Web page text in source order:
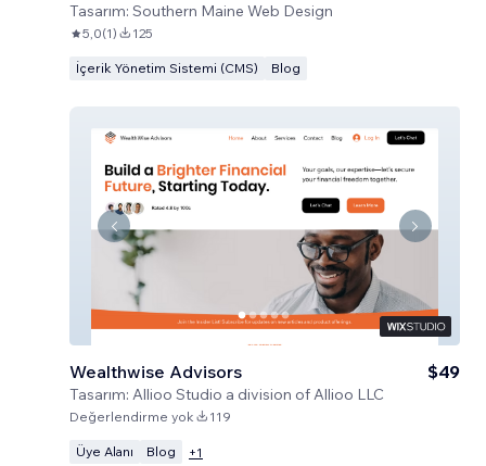
Tasarım: Southern Maine Web Design
5,0(1) 125
İçerik Yönetim Sistemi (CMS) Blog
Wealthwise Advisors
Tasarım: Allioo Studio a division of Allioo LLC
$49
Değerlendirme yok 119
Üye Alanı Blog +1